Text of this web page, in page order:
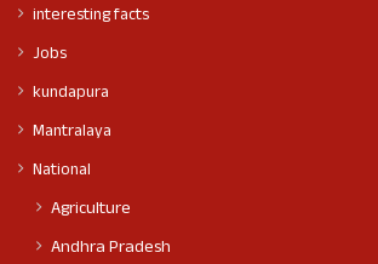
interesting facts
Jobs
kundapura
Mantralaya
National
Agriculture
Andhra Pradesh